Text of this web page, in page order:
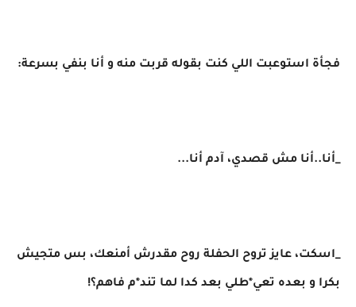
فجأة استوعبت اللي كنت بقوله قربت منه و أنا بنفي بسرعة:
_أنا..أنا مش قصدي، آدم أنا...
_اسكت، عايز تروح الحفلة روح مقدرش أمنعك، بس متجيش
بكرا و بعده تعي*طلي بعد كدا لما تند*م فاهم؟!